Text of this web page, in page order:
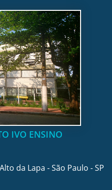
IVO ENSINO
da Lapa - São Paulo - SP